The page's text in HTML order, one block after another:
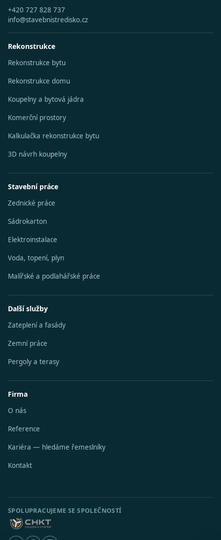
+420 727 828 737
info@stavebnistredisko.cz
Rekonstrukce
Rekonstrukce bytu
Rekonstrukce domu
Koupelny a bytová jádra
Komerční prostory
Kalkulačka rekonstrukce bytu
3D návrh koupelny
Stavební práce
Zednické práce
Sádrokarton
Elektroinstalace
Voda, topení, plyn
Malířské a podlahářské práce
Další služby
Zateplení a fasády
Zemní práce
Pergoly a terasy
Firma
O nás
Reference
Kariéra — hledáme řemeslníky
Kontakt
SPOLUPRACUJEME SE SPOLEČNOSTÍ